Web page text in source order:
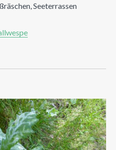
Seeterrassen